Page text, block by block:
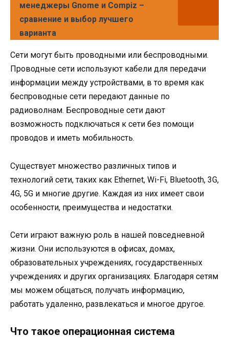
менеджеры Gnome и Compiz –
сравнение и выбор лучшего
варианта
Сети могут быть проводными или беспроводными.
Проводные сети используют кабели для передачи
информации между устройствами, в то время как
беспроводные сети передают данные по
радиоволнам. Беспроводные сети дают
возможность подключаться к сети без помощи
проводов и иметь мобильность.
Существует множество различных типов и
технологий сети, таких как Ethernet, Wi-Fi, Bluetooth, 3G,
4G, 5G и многие другие. Каждая из них имеет свои
особенности, преимущества и недостатки.
Сети играют важную роль в нашей повседневной
жизни. Они используются в офисах, домах,
образовательных учреждениях, государственных
учреждениях и других организациях. Благодаря сетям
мы можем общаться, получать информацию,
работать удаленно, развлекаться и многое другое.
Что такое операционная система